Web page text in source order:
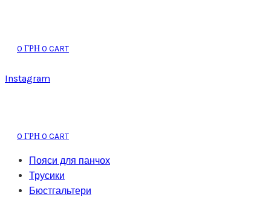
0 ГРН 0 CART
Instagram
0 ГРН 0 CART
Пояси для панчох
Трусики
Бюстгальтери